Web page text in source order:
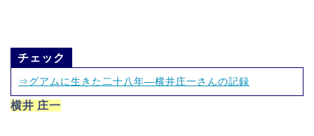
チェック
⇒グアムに生きた二十八年—横井庄一さんの記録
横井 庄一